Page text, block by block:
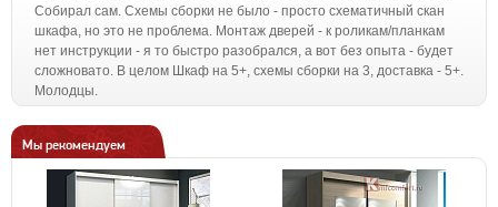
Собирал сам. Схемы сборки не было - просто схематичный скан
шкафа, но это не проблема. Монтаж дверей - к роликам/планкам
нет инструкции - я то быстро разобрался, а вот без опыта - будет
сложновато. В целом Шкаф на 5+, схемы сборки на 3, доставка - 5+.
Молодцы.
Мы рекомендуем